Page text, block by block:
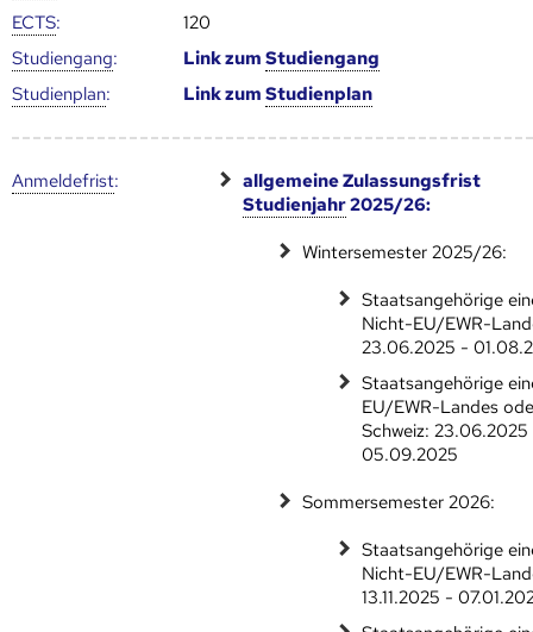
ECTS:
120
Studien­gang: Link zumStudien­gang
Studien­plan: Link zumStudien­plan
Anmelde­frist:
allgemeine Zulassungsfrist
Studienjahr2025/26:
Wintersemester 2025/26:
Staatsangehörige
Nicht-EU/EWR-
23.06.2025 -
Staatsangehörige
EU/EWR-Landes
Schweiz:
05.09.2025
Sommersemester 2026:
Staatsangehörige
Nicht-EU/EWR-
13.11.2025 -